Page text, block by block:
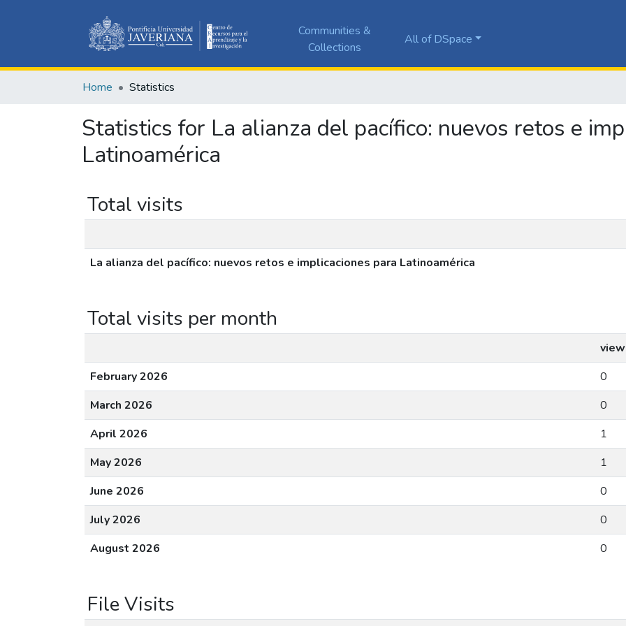
Communities &
Collections
All of DSpace
Home Statistics
Statistics for La alianza del pacífico: nuevos retos e
Latinoamérica
Total visits
La alianza del pacífico: nuevos retos e implicaciones para Latinoamérica
Total visits per month
February 2026
0
March 2026
0
April 2026
1
May 2026
1
June 2026
0
July 2026
0
August 2026
0
File Visits